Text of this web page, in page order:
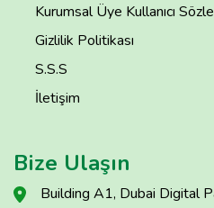
Kurumsal Üye Kullanıcı
Gizlilik Politikası
S.S.S
İletişim
Bize Ulaşın
Building A1, Dubai Digital